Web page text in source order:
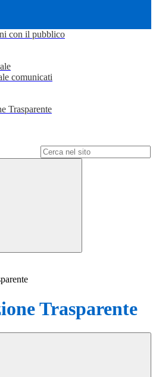
con il pubblico
comunicati
Trasparente
Trasparente